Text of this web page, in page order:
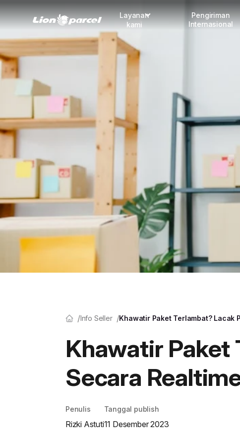
Layanan
kami
Pengiriman
Korporasi
Lacak pendaftaran Mitra
Pengiriman
Internasional
Info Seller Khawatir Paket Terlambat? Lacak
Khawatir Paket
Secara
Penulis
Rizki Astuti
Tanggal publish
11 Desember 2023